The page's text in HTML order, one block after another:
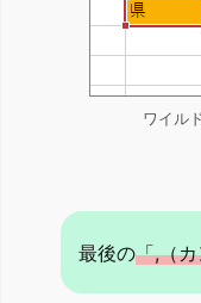
ワイル
最後の「,（